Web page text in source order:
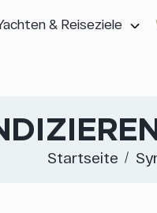
& Reiseziele
Startseite